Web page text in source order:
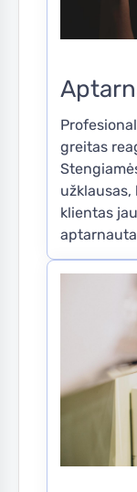
greitas
klientas